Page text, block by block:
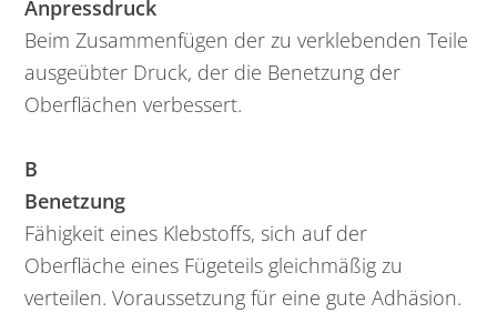
Anpressdruck
Beim Zusammenfügen der zu verklebenden Teile
ausgeübter Druck, der die Benetzung der
Oberflächen verbessert.
B
Benetzung
Fähigkeit eines Klebstoffs, sich auf der
Oberfläche eines Fügeteils gleichmäßig zu
verteilen. Voraussetzung für eine gute Adhäsion.